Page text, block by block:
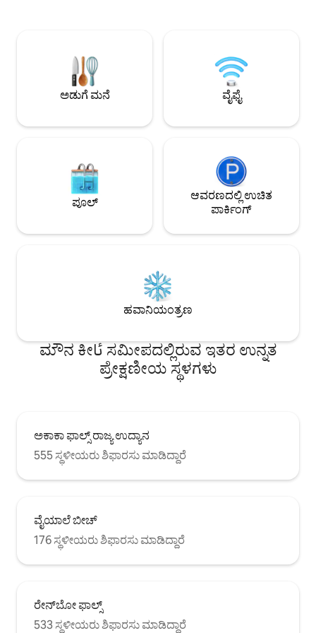
ಹೊರಾಂಗಣ ಮಾರುಕಟ್ಟೆಗೆ ನಡೆದು ಹೋಗಿ. ಎರಡು
ಹೊಂದಿರುವ ದೊಡ್ಡ ಮೇಲ್ಛಾವಣಿಯಿರುವ ಡೆಕ್.
ಹೊರಾಂಗಣ ಶವರ್. ದಂಪತಿಗಳು ಮತ್ತು ಏಕಾಂಗಿ
ಪ್ರವಾಸಿಗರು ಮಾತ್ರ. ಧೂಮಪಾನ ನಿಷೇಧ.
ಕಡಿದಾದ ಕಿರಿದಾದ
ಪ್ರವೇಶಿಸಬಹುದು.
ಪ್ರವೇಶ.
ಮೊಟ್ಟೆಗಳು,
ಅಡುಗೆ ಮನೆ ವೈಫೈ
ಪೂಲ್
ಆವರಣದಲ್ಲಿ ಉಚಿತ
ಪಾರ್ಕಿಂಗ್
ಹವಾನಿಯಂತ್ರಣ
ಮೌನ ಕೀئا ಸಮೀಪದಲ್ಲಿರುವ ಇತರ ಉನ್ನತ
ಪ್ರೇಕ್ಷಣೀಯ ಸ್ಥಳಗಳು
ಅಕಾಕಾ ಫಾಲ್ಸ್ ರಾಜ್ಯ ಉದ್ಯಾನ
555 ಸ್ಥಳೀಯರು ಶಿಫಾರಸು ಮಾಡಿದ್ದಾರೆ
ವೈಯಾಲೆ ಬೀಚ್
176 ಸ್ಥಳೀಯರು ಶಿಫಾರಸು ಮಾಡಿದ್ದಾರೆ
ರೇನ್‌ಬೋ ಫಾಲ್ಸ್
533 ಸ್ಥಳೀಯರು ಶಿಫಾರಸು ಮಾಡಿದ್ದಾರೆ